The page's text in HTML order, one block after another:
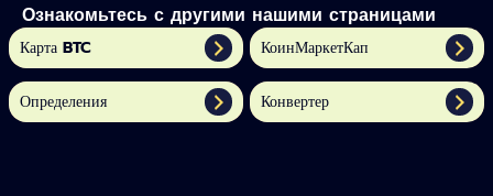
Ознакомьтесь с другими нашими страницами
Карта BTC КоинМаркетКап
Определения Конвертер